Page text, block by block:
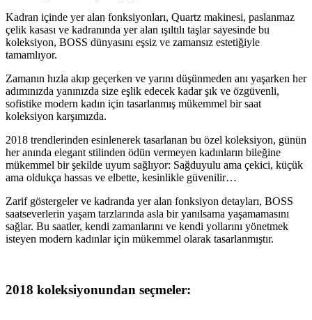
Kadran içinde yer alan fonksiyonları, Quartz makinesi, paslanmaz
çelik kasası ve kadranında yer alan ışıltılı taşlar sayesinde bu
koleksiyon, BOSS dünyasını eşsiz ve zamansız estetiğiyle
tamamlıyor.
Zamanın hızla akıp geçerken ve yarını düşünmeden anı yaşarken her
adımınızda yanınızda size eşlik edecek kadar şık ve özgüvenli,
sofistike modern kadın için tasarlanmış mükemmel bir saat
koleksiyon karşımızda.
2018 trendlerinden esinlenerek tasarlanan bu özel koleksiyon, günün
her anında elegant stilinden ödün vermeyen kadınların bileğine
mükemmel bir şekilde uyum sağlıyor: Sağduyulu ama çekici, küçük
ama oldukça hassas ve elbette, kesinlikle güvenilir…
Zarif göstergeler ve kadranda yer alan fonksiyon detayları, BOSS
saatseverlerin yaşam tarzlarında asla bir yanılsama yaşamamasını
sağlar. Bu saatler, kendi zamanlarını ve kendi yollarını yönetmek
isteyen modern kadınlar için mükemmel olarak tasarlanmıştır.
2018 koleksiyonundan seçmeler: